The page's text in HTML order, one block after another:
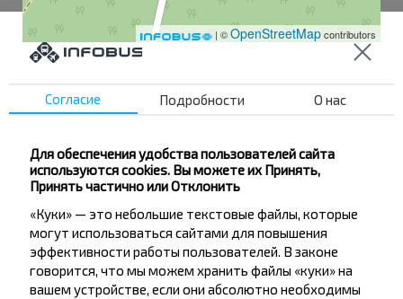
| ©OpenStreetMapcontributors
Цыкуны-1
Цыкуны-3
Цыкуны
Согласие Подробности О нас
Для обеспечения удобства пользователей сайта
используются cookies. Вы можете их Принять,
Принять частично или Отклонить
«Куки» — это небольшие текстовые файлы, которые
могут использоваться сайтами для повышения
эффективности работы пользователей. В законе
говорится, что мы можем хранить файлы «куки» на
вашем устройстве, если они абсолютно необходимы